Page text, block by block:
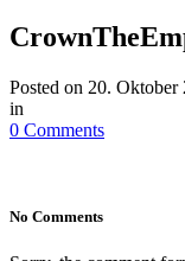
Posted on 20. Oktober
in
0 Comments
No Comments